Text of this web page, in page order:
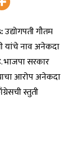
उद्योगपती गौतम
यांचे नाव अनेकदा
भाजपा सरकार
आरोप अनेकदा
स्तुती